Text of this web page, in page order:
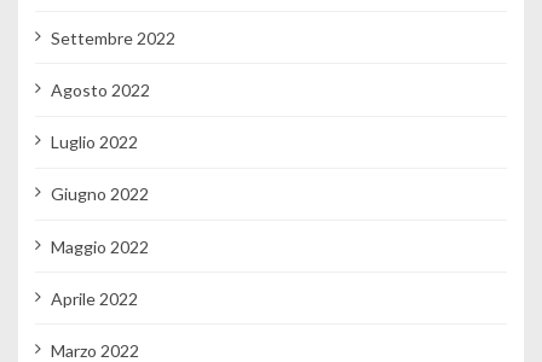
Settembre 2022
Agosto 2022
Luglio 2022
Giugno 2022
Maggio 2022
Aprile 2022
Marzo 2022